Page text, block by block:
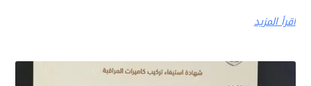
اقرأ المزيد